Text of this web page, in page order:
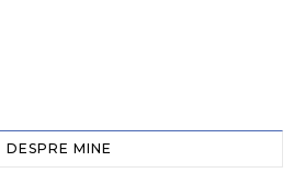
DESPRE MINE